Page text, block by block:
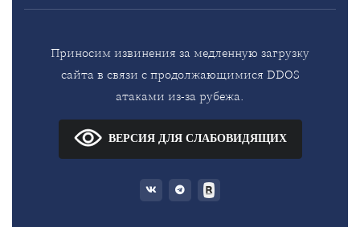
Приносим извинения за медленную загрузку
сайта в связи с продолжающимися DDOS
атаками из-за рубежа.
ВЕРСИЯ ДЛЯ СЛАБОВИДЯЩИХ